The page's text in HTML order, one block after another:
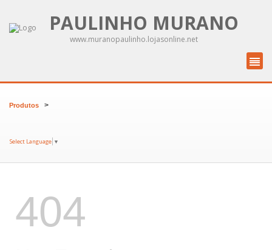
PAULINHO MURANO
www.muranopaulinho.lojasonline.net
Produtos >
Select Language ▼